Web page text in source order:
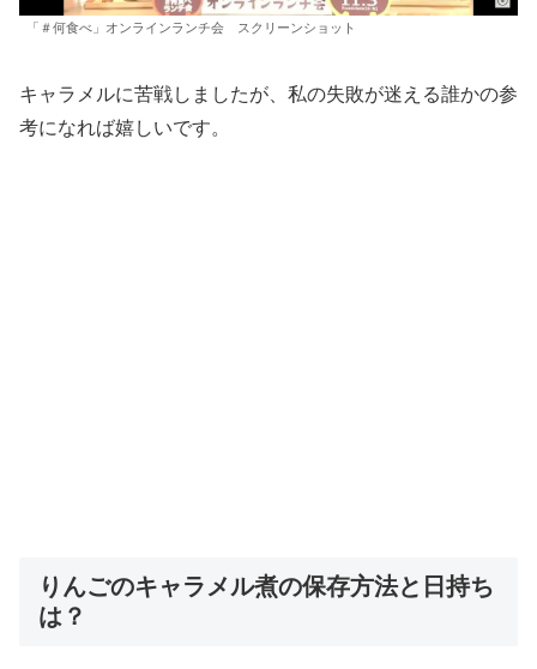
「＃何食べ」オンラインランチ会 スクリーンショット
キャラメルに苦戦しましたが、私の失敗が迷える誰かの参
考になれば嬉しいです。
りんごのキャラメル煮の保存方法と日持ち
は？